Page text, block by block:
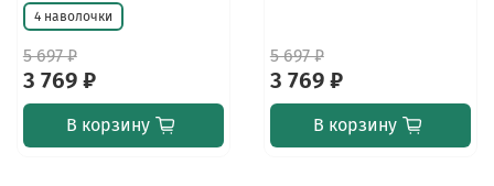
4 наволочки
5 697 ₽
3 769 ₽
В корзину
5 697 ₽
3 769 ₽
В корзину